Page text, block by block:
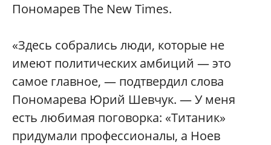
Пономарев The New Times.
«Здесь собрались люди, которые не
имеют политических амбиций — это
самое главное, — подтвердил слова
Пономарева Юрий Шевчук. — У меня
есть любимая поговорка: «Титаник»
придумали профессионалы, а Ноев